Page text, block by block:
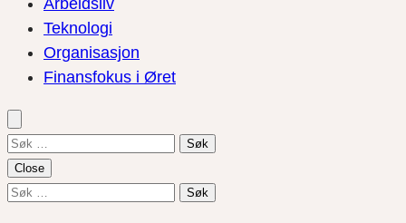
Arbeidsliv
Teknologi
Organisasjon
Finansfokus i Øret
Søk
etter:
Close
Søk